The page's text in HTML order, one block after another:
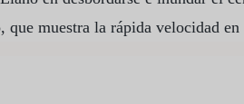
que muestra la rápida velocidad